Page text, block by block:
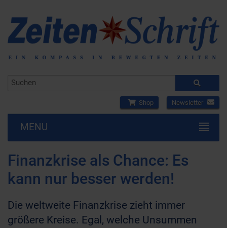
Shop Newsletter
MENU
Finanzkrise als Chance: Es
kann nur besser werden!
Die weltweite Finanzkrise zieht immer
größere Kreise. Egal, welche Unsummen